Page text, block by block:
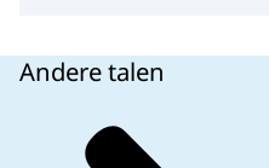
Andere talen